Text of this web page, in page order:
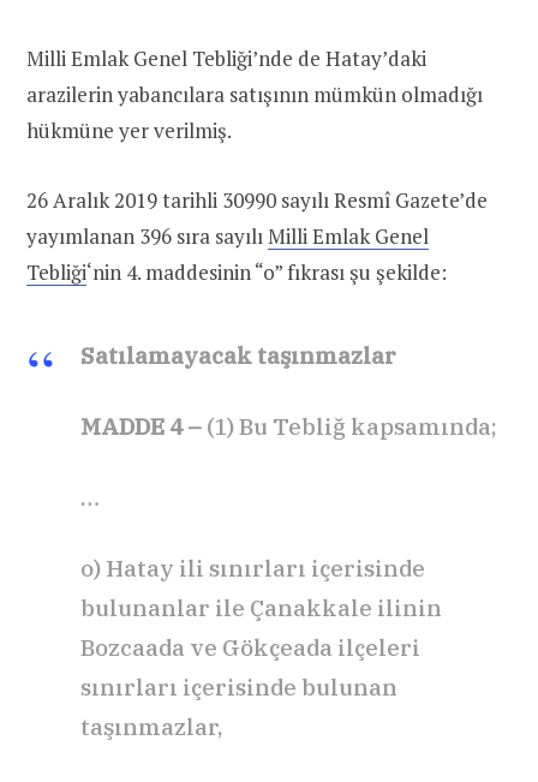
Milli Emlak Genel Tebliği’nde de Hatay’daki
arazilerin yabancılara satışının mümkün olmadığı
hükmüne yer verilmiş.
26 Aralık 2019 tarihli 30990 sayılı Resmî Gazete’de
yayımlanan 396 sıra sayılıMilli Emlak Genel
Tebliği‘nin 4. maddesinin “o” fıkrası şu şekilde:
Satılamayacak taşınmazlar
MADDE 4 – (1) Bu Tebliğ kapsamında;
…
o) Hatay ili sınırları içerisinde
bulunanlar ile Çanakkale ilinin
Bozcaada ve Gökçeada ilçeleri
sınırları içerisinde bulunan
taşınmazlar,